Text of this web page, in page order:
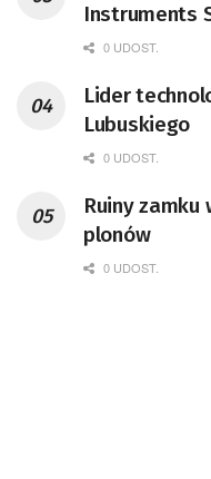
Instruments S.A. Fizyk,
pracownik
doktor
koordynator
Kompetencji
Badań
0 UDOST.
Lider
Lubuskiego
0 UDOST.
Ruiny
plonów
0 UDOST.